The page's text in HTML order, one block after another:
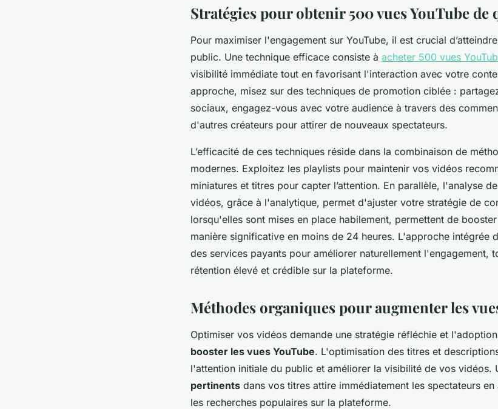
Stratégies pour obtenir 500 vues YouTube
Pour maximiser l'engagement sur YouTube, il est crucial
public. Une technique efficace consiste à acheter 500 vues
visibilité immédiate tout en favorisant l'interaction avec votre
approche, misez sur des techniques de promotion ciblée :
sociaux, engagez-vous avec votre audience à travers des
d'autres créateurs pour attirer de nouveaux spectateurs.
L’efficacité de ces techniques réside dans la combinaison de
modernes. Exploitez les playlists pour maintenir vos vidéos
miniatures et titres pour capter l’attention. En parallèle, l'analyse
vidéos, grâce à l'analytique, permet d'ajuster votre stratégie de
lorsqu'elles sont mises en place habilement, permettent de
manière significative en moins de 24 heures. L'approche intégrée
des services payants pour améliorer naturellement l'engagement,
rétention élevé et crédible sur la plateforme.
Méthodes organiques pour augmenter les
Optimiser vos vidéos demande une stratégie réfléchie et
booster les vues YouTube. L'optimisation des titres et
l'attention initiale du public et améliorer la visibilité de vos vidéos.
pertinents dans vos titres attire immédiatement les spectateurs
les recherches populaires sur la plateforme.